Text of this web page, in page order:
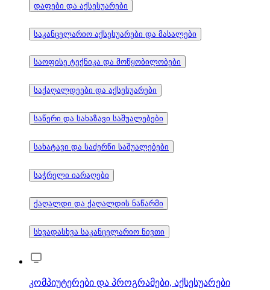
დაფები და აქსესუარები
საკანცელარიო აქსესუარები და მასალები
საოფისე ტექნიკა და მოწყობილობები
საქაღალდეები და აქსესუარები
საწერი და სახაზავი საშუალებები
სახატავი და საძერწი საშუალებები
საჭრელი იარაღები
ქაღალდი და ქაღალდის ნაწარმი
სხვადასხვა საკანცელარიო ნივთი
კომპიუტერები და პროგრამები, აქსესუარები